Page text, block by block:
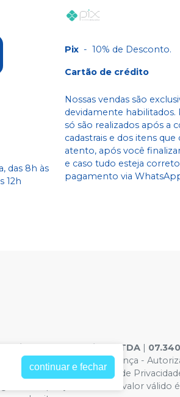
das 8h às
12h
Pix - 10% de Desconto.
Cartão de crédito
Nossas vendas são
devidamente
só são realizados após a
cadastrais e dos itens
atento, após você
e caso tudo esteja
pagamento via
Odontologicos LTDA |
de Privacidade e Segurança -
CRF/PA nº 6965 |Política de
de preços no site, o valor válido
continuar e fechar